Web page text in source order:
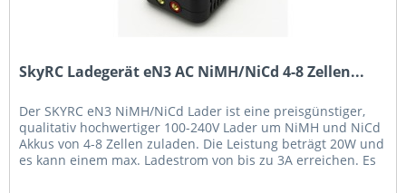
SkyRC Ladegerät eN3 AC NiMH/NiCd 4-8 Zellen...
Der SKYRC eN3 NiMH/NiCd Lader ist eine preisgünstiger,
qualitativ hochwertiger 100-240V Lader um NiMH und NiCd
Akkus von 4-8 Zellen zuladen. Die Leistung beträgt 20W und
es kann einem max. Ladestrom von bis zu 3A erreichen. Es